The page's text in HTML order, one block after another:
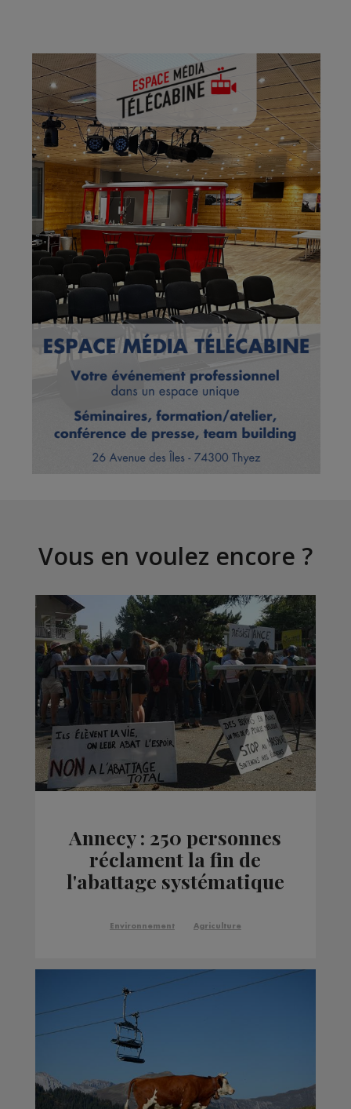
Vous en voulez encore ?
Annecy : 250 personnes
réclament la fin de
l'abattage systématique
Environnement Agriculture